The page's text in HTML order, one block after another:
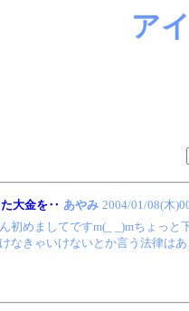
ア
大金を‥ あやみ 2004/01/08(木
初めましてですm(_ _)mちょっ
なきゃいけないとか言う法律は